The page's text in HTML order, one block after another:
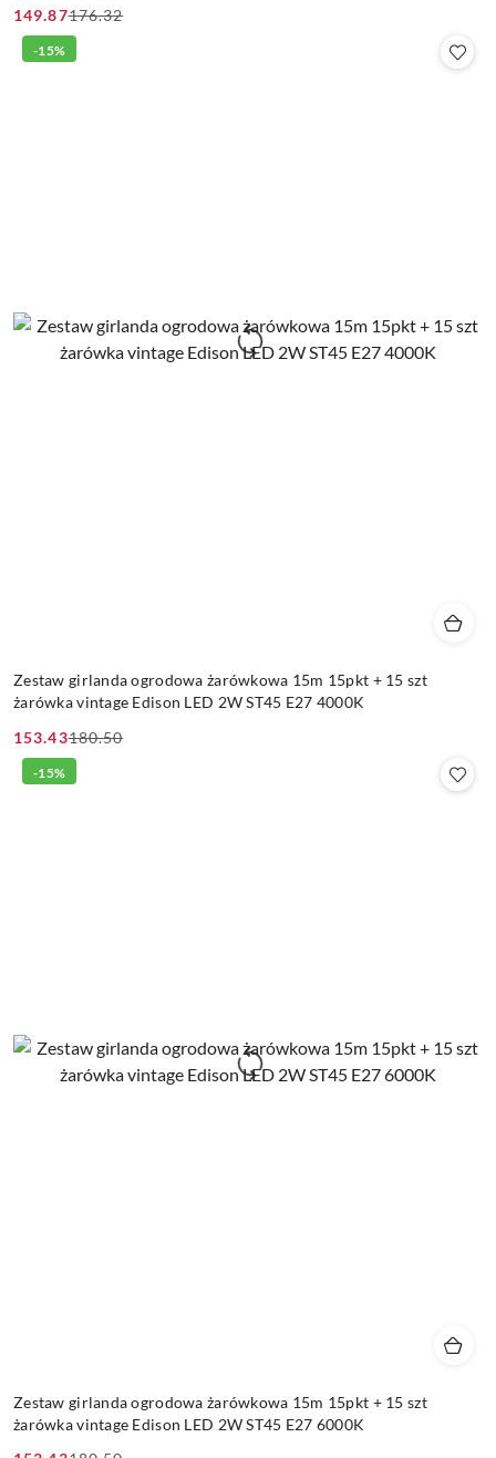
Cena
promocyjna:
149.87
Cena
przed
176.32
Zestaw girlanda ogrodowa żarówkowa 15m 15pkt + 15 szt
żarówka vintage Edison LED 2W ST45 E27 4000K
Cena
promocyjna:
153.43
Cena
przed
180.50
-15%
Zestaw girlanda ogrodowa żarówkowa 15m 15pkt + 15 szt
żarówka vintage Edison LED 2W ST45 E27 6000K
-15%